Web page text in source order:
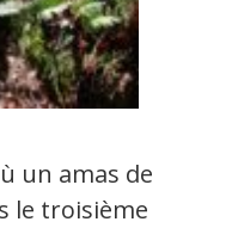
un amas de
le troisième